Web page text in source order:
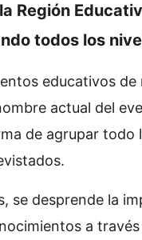
Región
todos los
educativos de
actual del
de agrupar todo
se desprende la
a